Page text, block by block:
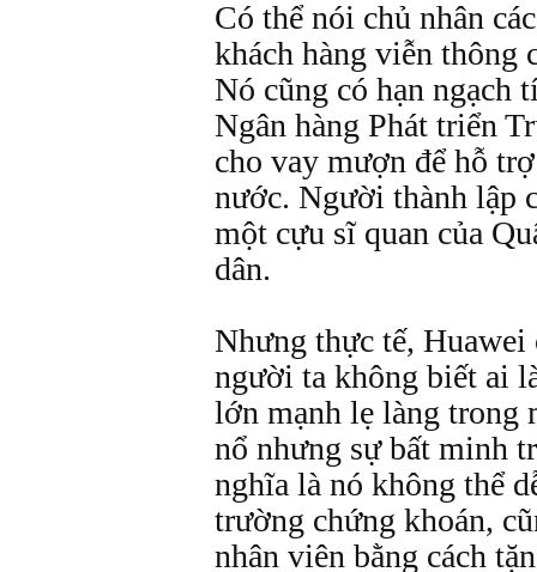
Có thể nói chủ nhân
khách hàng viễn thông
Nó cũng có hạn ngạch
Ngân hàng Phát triển
cho vay mượn để hỗ
nước. Người thành lập
một cựu sĩ quan của
dân.
Nhưng thực tế,
người ta không biết ai
lớn mạnh lẹ làng trong
nổ nhưng sự bất minh
nghĩa là nó không thể
trường chứng khoán,
nhân viên bằng cách